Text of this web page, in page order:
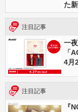
た
注目記事
一
「
4月
注目記事
『